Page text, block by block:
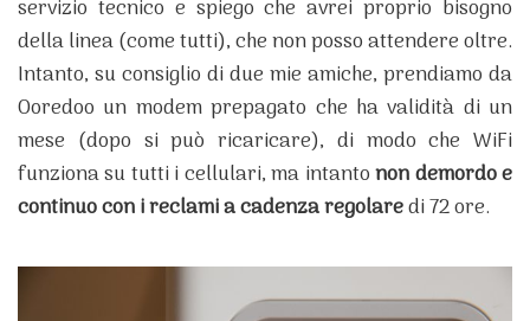
servizio tecnico e spiego che avrei proprio bisogno
della linea (come tutti), che non posso attendere oltre.
Intanto, su consiglio di due mie amiche, prendiamo da
Ooredoo un modem prepagato che ha validità di un
mese (dopo si può ricaricare), di modo che WiFi
funziona su tutti i cellulari, ma intantonon demordo e
continuo con i reclami a cadenza regolaredi 72 ore.